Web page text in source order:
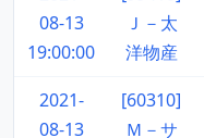
08-13
19:00:00
Ｊ－太
洋物産
2021-
08-13
[60310]
Ｍ－サ